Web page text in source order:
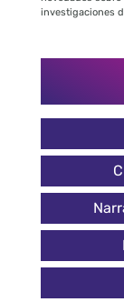
investigaciones